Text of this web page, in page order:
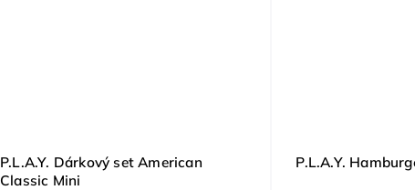
P.L.A.Y. Dárkový set American
Classic Mini
P.L.A.Y.